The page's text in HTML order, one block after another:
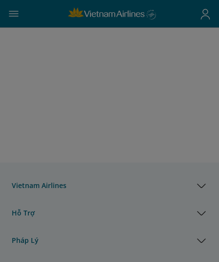
Vietnam Airlines
Hỗ Trợ
Pháp Lý